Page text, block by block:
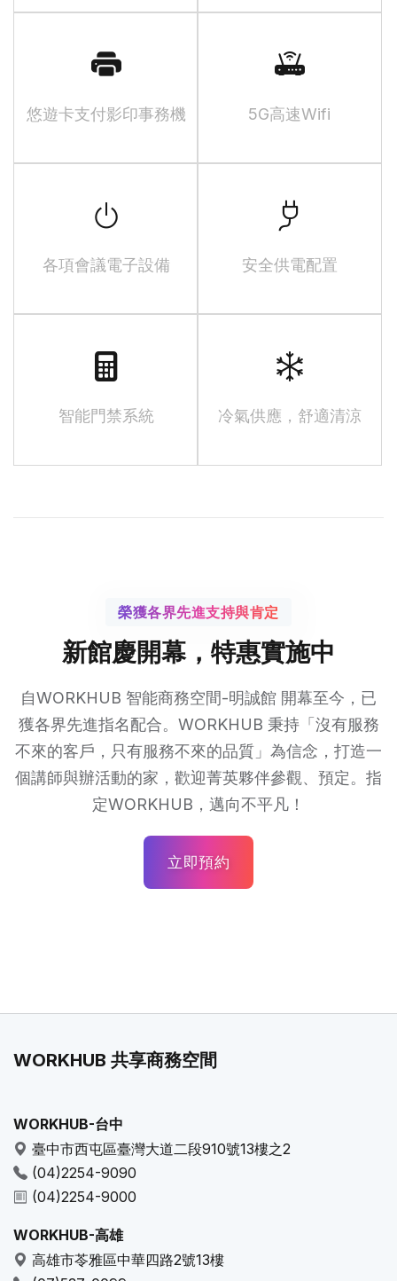
悠遊卡支付影印事務機 5G高速Wifi
各項會議電子設備 安全供電配置
智能門禁系統 冷氣供應，舒適清涼
榮獲各界先進支持與肯定
新館慶開幕，特惠實施中
自WORKHUB 智能商務空間-明誠館 開幕至今，已
獲各界先進指名配合。 WORKHUB 秉持「沒有服務
不來的客戶，只有服務不來的品質」為信念，打造一
個講師與辦活動的家，歡迎菁英夥伴參觀、預定。 指
定WORKHUB，邁向不平凡！
立即預約
WORKHUB 共享商務空間
WORKHUB-台中
臺中市西屯區臺灣大道二段910號13樓之2
(04)2254-9090
(04)2254-9000
WORKHUB-高雄
高雄市苓雅區中華四路2號13樓